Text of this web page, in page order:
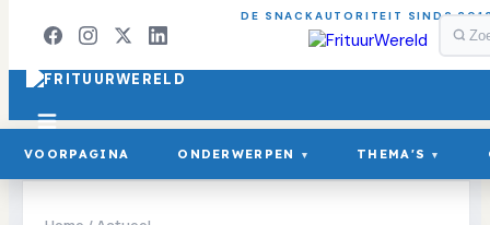
DE SNACKAUTORITEIT SINDS
VOORPAGINA ONDERWERPEN ▾ THEMA'S ▾